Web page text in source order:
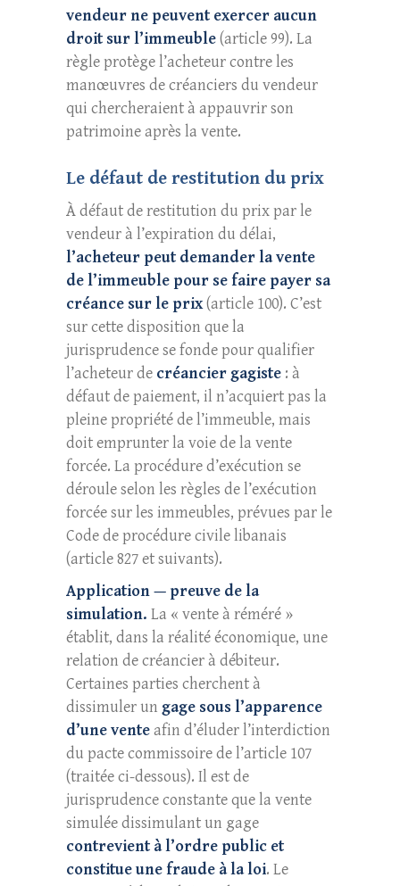
vendeur ne peuvent exercer aucun
droit sur l’immeuble(article 99). La
règle protège l’acheteur contre les
manœuvres de créanciers du vendeur
qui chercheraient à appauvrir son
patrimoine après la vente.
Le défaut de restitution du prix
À défaut de restitution du prix par le
vendeur à l’expiration du délai,
l’acheteur peut demander la vente
de l’immeuble pour se faire payer sa
créance sur le prix(article 100). C’est
sur cette disposition que la
jurisprudence se fonde pour qualifier
l’acheteur de créancier gagiste : à
défaut de paiement, il n’acquiert pas la
pleine propriété de l’immeuble, mais
doit emprunter la voie de la vente
forcée. La procédure d’exécution se
déroule selon les règles de l’exécution
forcée sur les immeubles, prévues par le
Code de procédure civile libanais
(article 827 et suivants).
Application — preuve de la
simulation. La « vente à réméré »
établit, dans la réalité économique, une
relation de créancier à débiteur.
Certaines parties cherchent à
dissimuler un gage sous l’apparence
d’une venteafin d’éluder l’interdiction
du pacte commissoire de l’article 107
(traitée ci-dessous). Il est de
jurisprudence constante que la vente
simulée dissimulant un gage
contrevient à l’ordre public et
constitue une fraude à la loi. Le